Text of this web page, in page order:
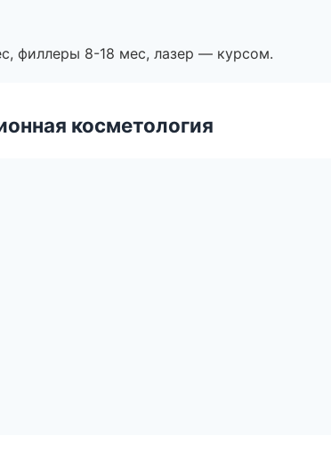
филлеры 8-18 мес, лазер — курсом.
косметология